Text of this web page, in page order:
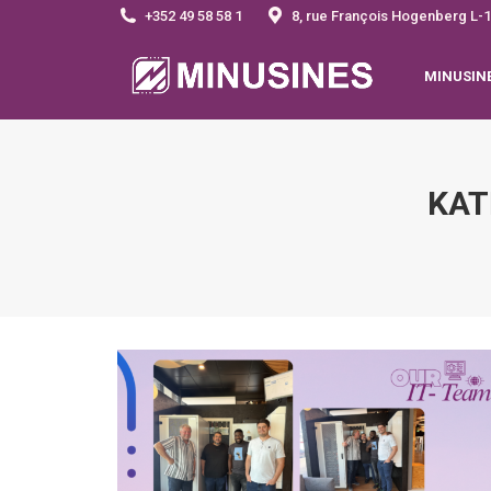
+352 49 58 58 1 8, rue François Hogenberg L-